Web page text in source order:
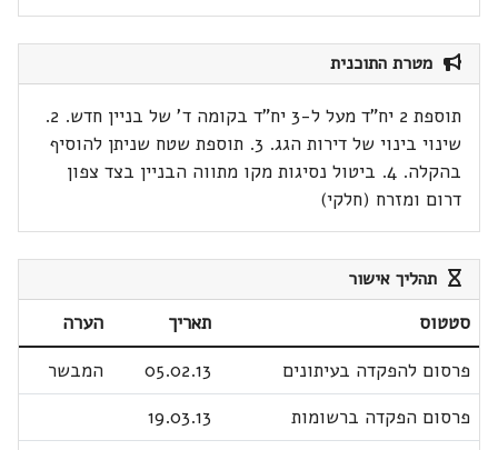
מטרת התוכנית
תוספת 2 יח"ד מעל ל-3 יח"ד בקומה ד' של בניין חדש. 2.
שינוי בינוי של דירות הגג. 3. תוספת שטח שניתן להוסיף
בהקלה. 4. ביטול נסיגות מקו מתווה הבניין בצד צפון
דרום ומזרח (חלקי)
תהליך אישור
סטטוס תאריך
הערה
פרסום להפקדה בעיתונים
05.02.13
המבשר
פרסום הפקדה ברשומות
19.03.13